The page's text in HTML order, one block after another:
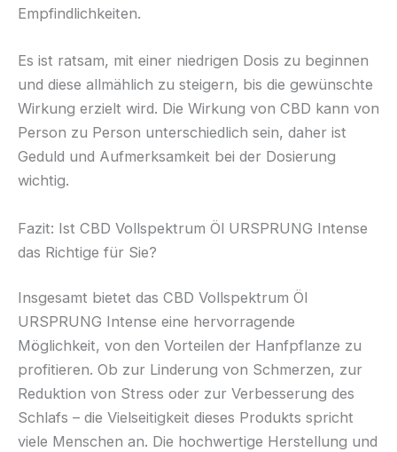
Empfindlichkeiten.
Es ist ratsam, mit einer niedrigen Dosis zu beginnen
und diese allmählich zu steigern, bis die gewünschte
Wirkung erzielt wird. Die Wirkung von CBD kann von
Person zu Person unterschiedlich sein, daher ist
Geduld und Aufmerksamkeit bei der Dosierung
wichtig.
Fazit: Ist CBD Vollspektrum Öl URSPRUNG Intense
das Richtige für Sie?
Insgesamt bietet das CBD Vollspektrum Öl
URSPRUNG Intense eine hervorragende
Möglichkeit, von den Vorteilen der Hanfpflanze zu
profitieren. Ob zur Linderung von Schmerzen, zur
Reduktion von Stress oder zur Verbesserung des
Schlafs – die Vielseitigkeit dieses Produkts spricht
viele Menschen an. Die hochwertige Herstellung und